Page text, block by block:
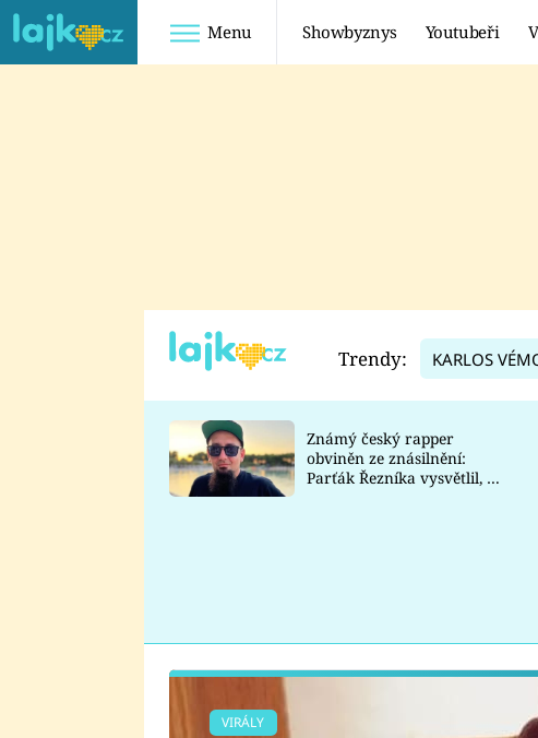
Menu Showbyznys Youtubeři
TADEÁŠ KUBĚNKA
DATEL
Trendy: KARLOS
Známý český rapper
obviněn ze znásilnění:
Parťák Řezníka vysvětlil, co
VIRÁLY